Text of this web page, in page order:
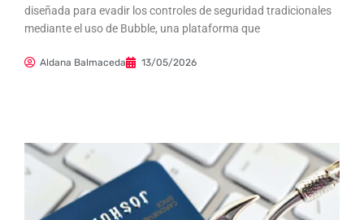
diseñada para evadir los controles de seguridad tradicionales
mediante el uso de Bubble, una plataforma que
Aldana Balmaceda 13/05/2026